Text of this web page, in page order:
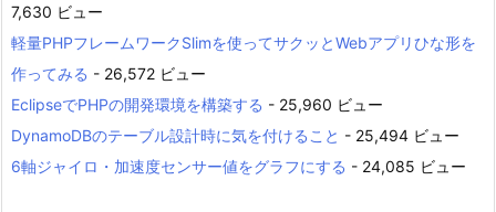
7,630 ビュー
軽量PHPフレームワークSlimを使ってサクッとWebアプリひな形を
作ってみる - 26,572 ビュー
EclipseでPHPの開発環境を構築する - 25,960 ビュー
DynamoDBのテーブル設計時に気を付けること - 25,494 ビュー
6軸ジャイロ・加速度センサー値をグラフにする - 24,085 ビュー